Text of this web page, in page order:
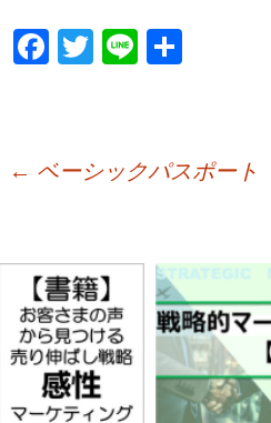
Fa
ok
T
Li
← ベーシックパスポート